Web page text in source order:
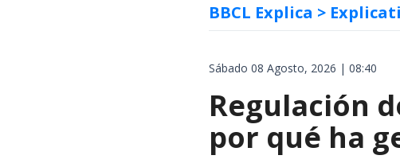
BBCL Explica >
Sábado 08 Agosto, 2026 | 08:40
Regulación
por qué ha